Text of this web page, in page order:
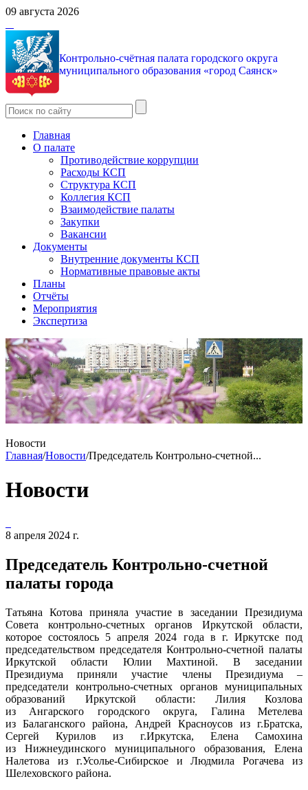
09 августа 2026
Контрольно-счётная палата городского округа
муниципального образования «город Саянск»
Главная
О палате
Противодействие коррупции
Расходы КСП
Структура КСП
Коллегия КСП
Взаимодействие палаты
Закупки
Вакансии
Документы
Внутренние документы КСП
Нормативные правовые акты
Планы
Отчёты
Мероприятия
Экспертиза
Новости
Главная/Новости/Председатель Контрольно-счетной...
Новости
8 апреля 2024 г.
Председатель Контрольно-счетной
палаты города
Татьяна Котова приняла участие в заседании Президиума
Совета контрольно-счетных органов Иркутской области,
которое состоялось 5 апреля 2024 года в г. Иркутске под
председательством председателя Контрольно-счетной палаты
Иркутской области Юлии Махтиной. В заседании
Президиума приняли участие члены Президиума –
председатели контрольно-счетных органов муниципальных
образований Иркутской области: Лилия Козлова
из Ангарского городского округа, Галина Метелева
из Балаганского района, Андрей Красноусов из г.Братска,
Сергей Курилов из г.Иркутска, Елена Самохина
из Нижнеудинского муниципального образования, Елена
Налетова из г.Усолье-Сибирское и Людмила Рогачева из
Шелеховского района.